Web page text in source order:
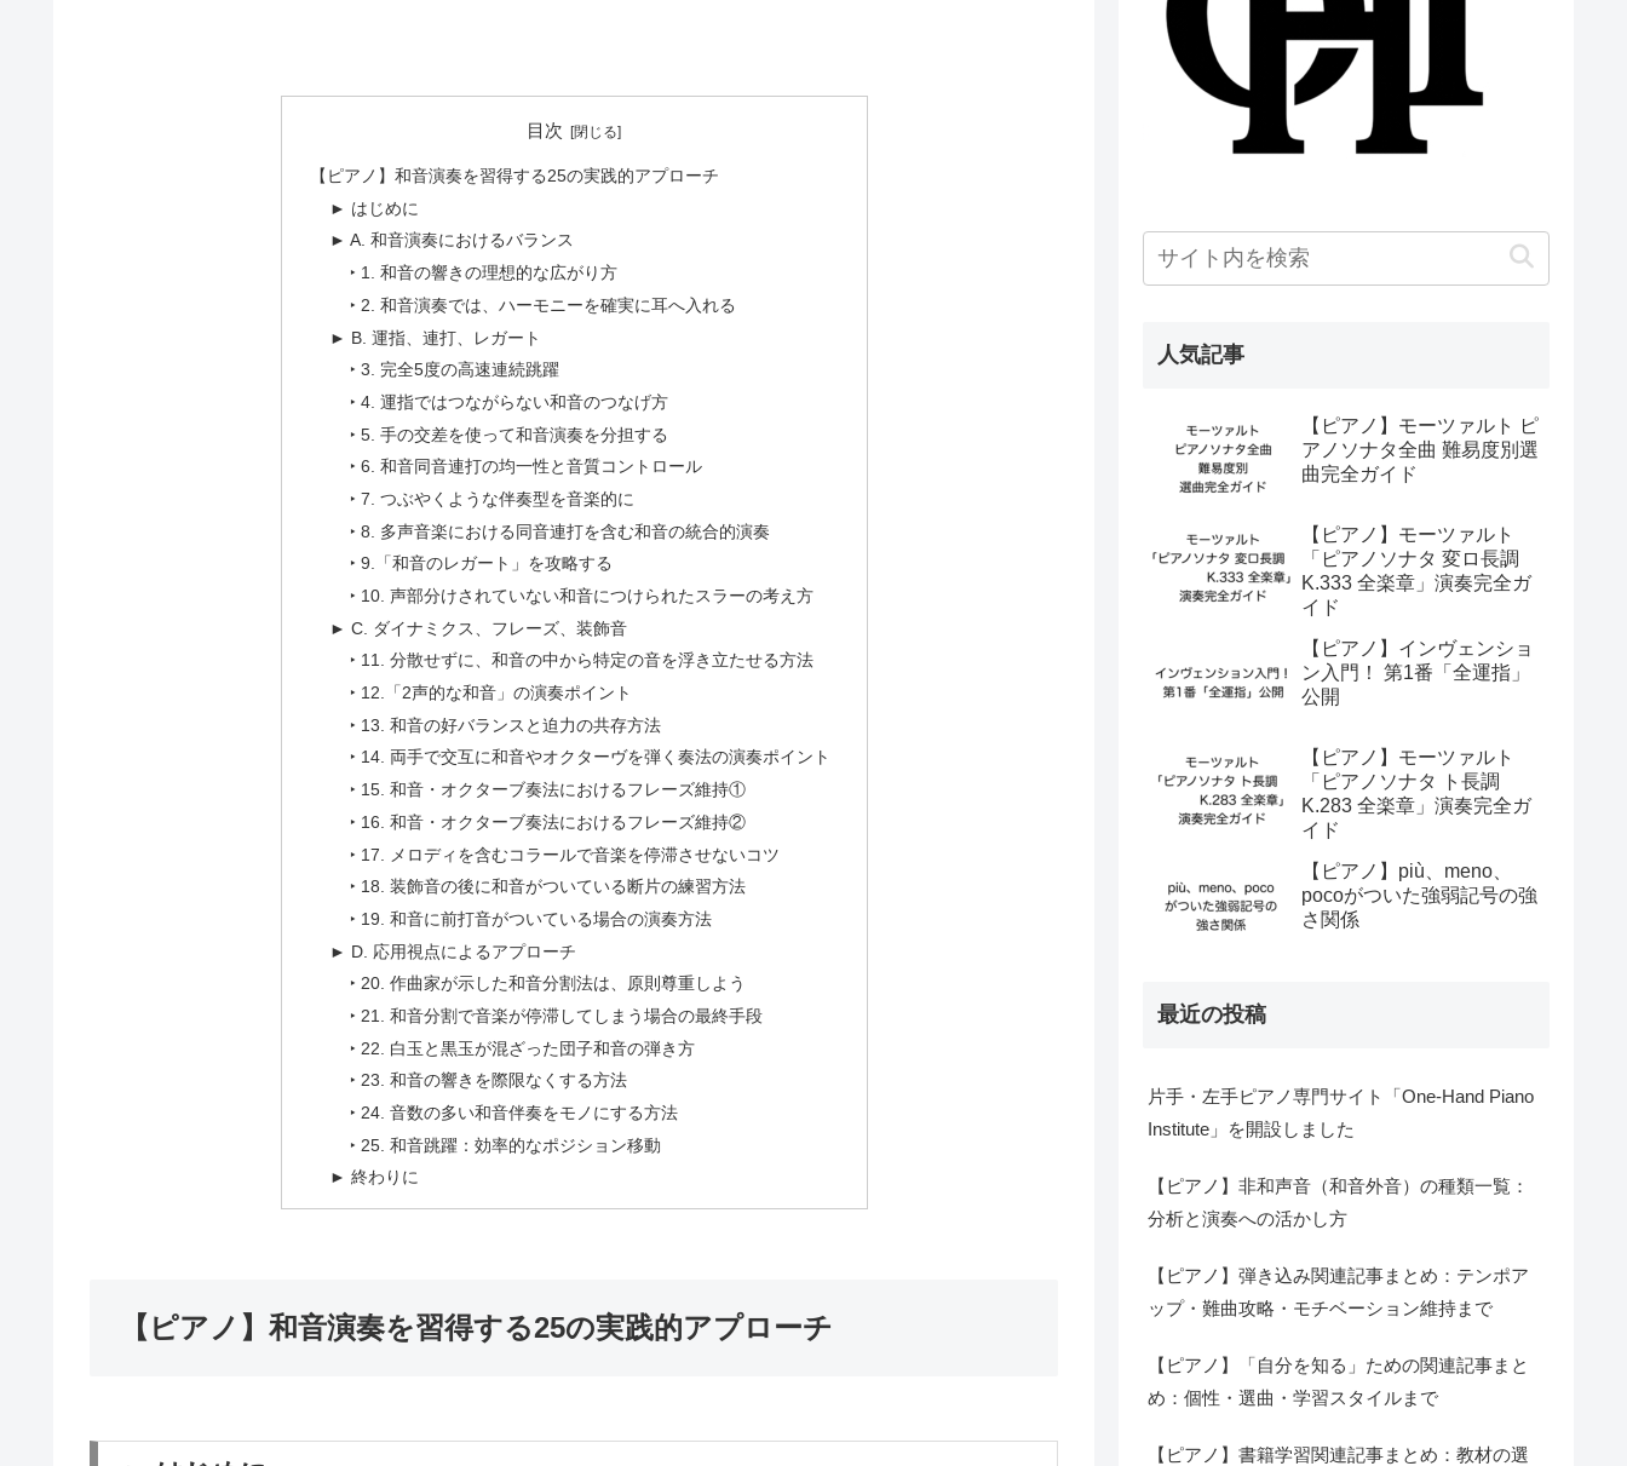
目次
【ピアノ】和音演奏を習得する25の実践的アプローチ
► はじめに
► A. 和音演奏におけるバランス
‣ 1. 和音の響きの理想的な広がり方
‣ 2. 和音演奏では、ハーモニーを確実に耳へ入れる
► B. 運指、連打、レガート
‣ 3. 完全5度の高速連続跳躍
‣ 4. 運指ではつながらない和音のつなげ方
‣ 5. 手の交差を使って和音演奏を分担する
‣ 6. 和音同音連打の均一性と音質コントロール
‣ 7. つぶやくような伴奏型を音楽的に
‣ 8. 多声音楽における同音連打を含む和音の統合的演奏
‣ 9.「和音のレガート」を攻略する
‣ 10. 声部分けされていない和音につけられたスラーの考え方
► C. ダイナミクス、フレーズ、装飾音
‣ 11. 分散せずに、和音の中から特定の音を浮き立たせる方法
‣ 12.「2声的な和音」の演奏ポイント
‣ 13. 和音の好バランスと迫力の共存方法
‣ 14. 両手で交互に和音やオクターヴを弾く奏法の演奏ポイント
‣ 15. 和音・オクターブ奏法におけるフレーズ維持①
‣ 16. 和音・オクターブ奏法におけるフレーズ維持②
‣ 17. メロディを含むコラールで音楽を停滞させないコツ
‣ 18. 装飾音の後に和音がついている断片の練習方法
‣ 19. 和音に前打音がついている場合の演奏方法
► D. 応用視点によるアプローチ
‣ 20. 作曲家が示した和音分割法は、原則尊重しよう
‣ 21. 和音分割で音楽が停滞してしまう場合の最終手段
‣ 22. 白玉と黒玉が混ざった団子和音の弾き方
‣ 23. 和音の響きを際限なくする方法
‣ 24. 音数の多い和音伴奏をモノにする方法
‣ 25. 和音跳躍：効率的なポジション移動
► 終わりに
【ピアノ】和音演奏を習得する25の実践的アプローチ
人気記事
【ピアノ】モーツァルト ピ
アノソナタ全曲 難易度別選
曲完全ガイド
【ピアノ】モーツァルト
「ピアノソナタ 変ロ長調
K.333 全楽章」演奏完全ガ
イド
【ピアノ】インヴェンショ
ン入門！ 第1番「全運指」
公開
【ピアノ】モーツァルト
「ピアノソナタ ト長調
K.283 全楽章」演奏完全ガ
イド
【ピアノ】più、meno、
pocoがついた強弱記号の強
さ関係
最近の投稿
片手・左手ピアノ専門サイト「One-Hand Piano
Institute」を開設しました
【ピアノ】非和声音（和音外音）の種類一覧：
分析と演奏への活かし方
【ピアノ】弾き込み関連記事まとめ：テンポア
ップ・難曲攻略・モチベーション維持まで
【ピアノ】「自分を知る」ための関連記事まと
め：個性・選曲・学習スタイルまで
【ピアノ】書籍学習関連記事まとめ：教材の選